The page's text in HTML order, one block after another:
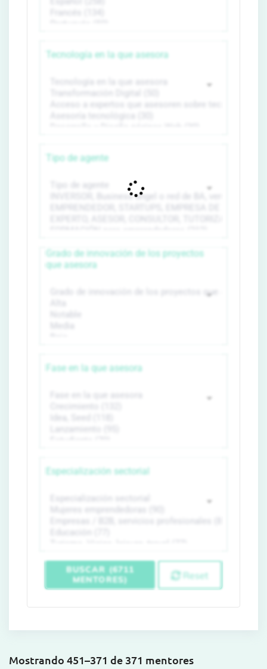
Tecnología en la que asesora
Tipo de agente
Grado de innovación de los proyectos
que asesora
Fase en la que asesora
Especialización sectorial
BUSCAR (6711
MENTORES)
Reset
Mostrando 451–371 de 371 mentores